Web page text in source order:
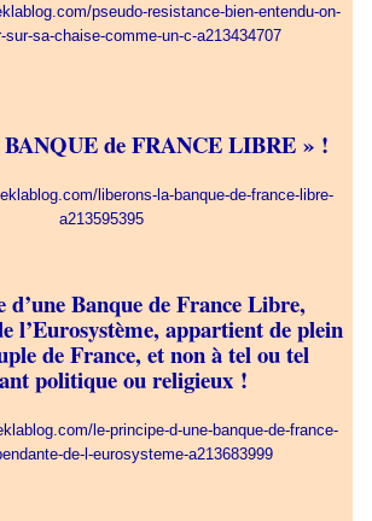
pseudo-resistance-bien-entendu-on-
sur-sa-chaise-comme-un-c-a213434707
de FRANCE LIBRE » !
liberons-la-banque-de-france-libre-
a213595395
Banque de France Libre,
l’Eurosystème, appartient de plein
de France, et non à tel ou tel
politique ou religieux !
le-principe-d-une-banque-de-france-
de-l-eurosysteme-a213683999